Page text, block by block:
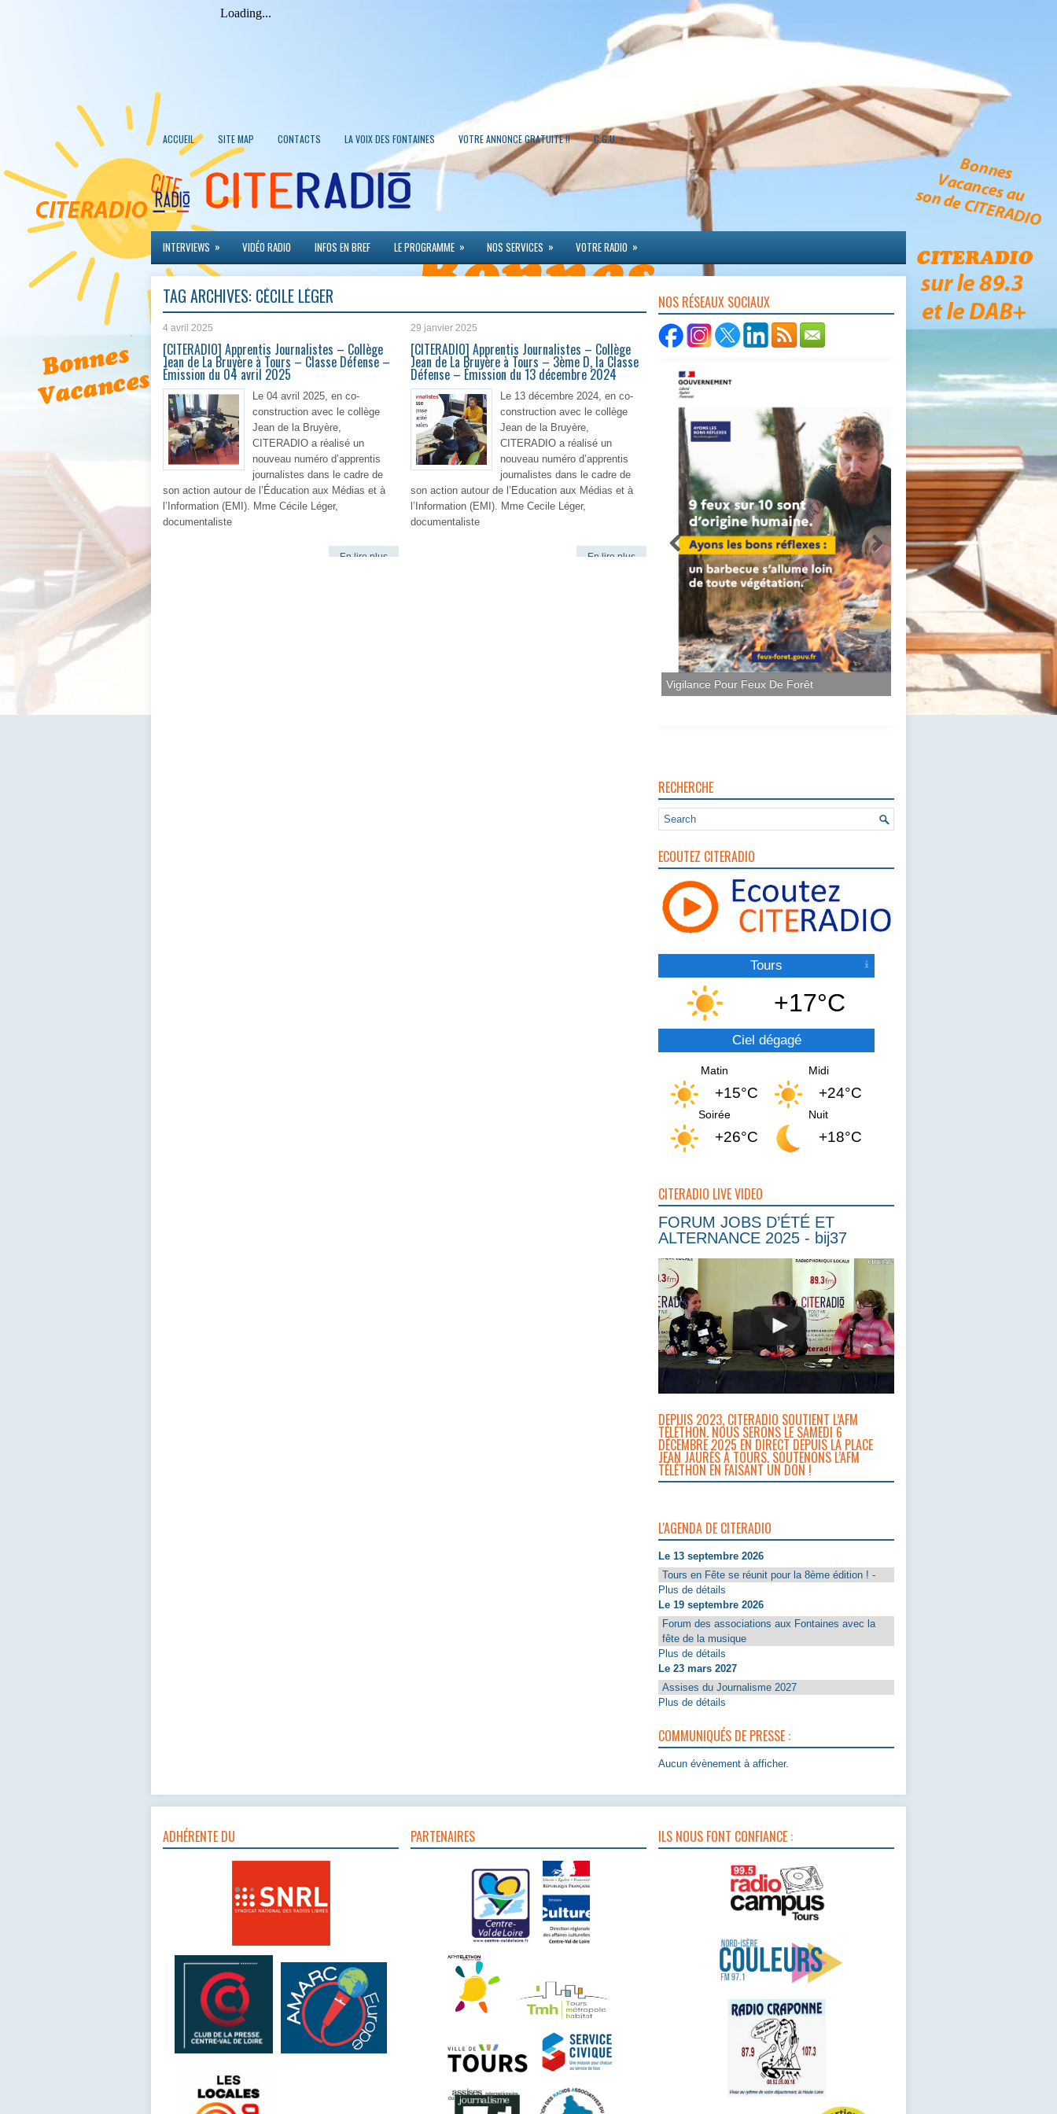
ACCUEIL SITE MAP CONTACTS LA VOIX DES FONTAINES VOTRE ANNONCE GRATUITE !! C.G.U. »
INTERVIEWS » VIDÉO RADIO INFOS EN BREF LE PROGRAMME » NOS SERVICES » VOTRE RADIO »
TAG ARCHIVES: CÉCILE LÉGER
4 avril 2025
[CITERADIO] Apprentis Journalistes – Collège
Jean de La Bruyère à Tours – Classe Défense –
Émission du 04 avril 2025
Le 04 avril 2025, en co-
construction avec le collège
Jean de la Bruyère,
CITERADIO a réalisé un
nouveau numéro d’apprentis
journalistes dans le cadre de
son action autour de l’Éducation aux Médias et à
l’Information (EMI). Mme Cécile Léger,
documentaliste
En lire plus
29 janvier 2025
[CITERADIO] Apprentis Journalistes – Collège
Jean de La Bruyère à Tours – 3ème D, la Classe
Défense – Émission du 13 décembre 2024
Le 13 décembre 2024, en co-
construction avec le collège
Jean de la Bruyère,
CITERADIO a réalisé un
nouveau numéro d’apprentis
journalistes dans le cadre de
son action autour de l’Education aux Médias et à
l’Information (EMI). Mme Cecile Léger,
documentaliste
En lire plus
NOS RÉSEAUX SOCIAUX
Vigilance Pour Feux De Forêt
RECHERCHE
ECOUTEZ CITERADIO
Tours
+17°C
Ciel dégagé
Matin
+15°C
Midi
+24°C
Soirée
+26°C
Nuit
+18°C
CITERADIO LIVE VIDEO
FORUM JOBS D’ÉTÉ ET
ALTERNANCE 2025 - bij37
DEPUIS 2023, CITERADIO SOUTIENT L’AFM
TÉLÉTHON. NOUS SERONS LE SAMEDI 6
DÉCEMBRE 2025 EN DIRECT DEPUIS LA PLACE
JEAN JAURÈS À TOURS. SOUTENONS L’AFM
TÉLÉTHON EN FAISANT UN DON !
L'AGENDA DE CITERADIO
Le 13 septembre 2026
Tours en Fête se réunit pour la 8ème édition ! -
Plus de détails
Le 19 septembre 2026
Forum des associations aux Fontaines avec la
fête de la musique
Plus de détails
Le 23 mars 2027
Assises du Journalisme 2027
Plus de détails
COMMUNIQUÉS DE PRESSE :
Aucun évènement à afficher.
ADHÉRENTE DU PARTENAIRES ILS NOUS FONT CONFIANCE :